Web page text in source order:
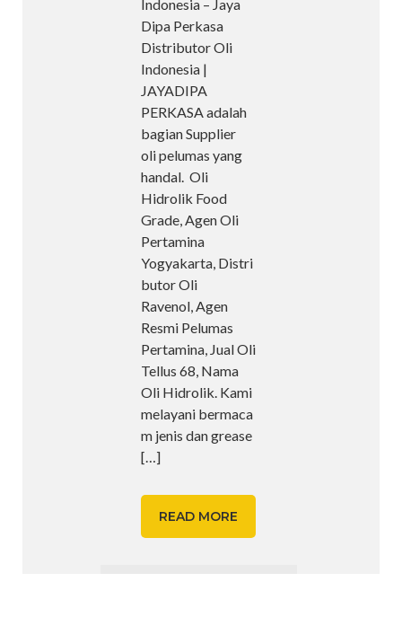
Indonesia – Jaya
Dipa Perkasa
Distributor Oli
Indonesia |
JAYADIPA
PERKASA adalah
bagian Supplier
oli pelumas yang
handal. Oli
Hidrolik Food
Grade, Agen Oli
Pertamina
Yogyakarta, Distri
butor Oli
Ravenol, Agen
Resmi Pelumas
Pertamina, Jual Oli
Tellus 68, Nama
Oli Hidrolik. Kami
melayani bermaca
m jenis dan grease
[…]
READ MORE